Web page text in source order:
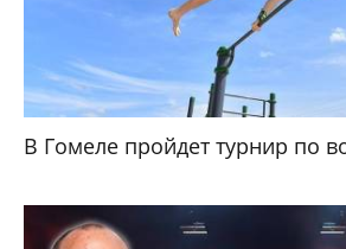
В Гомеле пройдет турнир по